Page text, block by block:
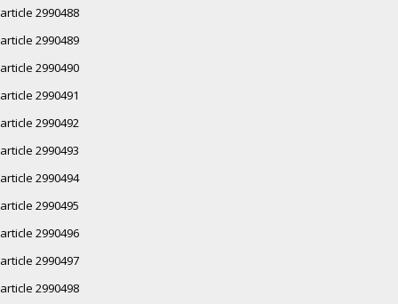
article 2990488
article 2990489
article 2990490
article 2990491
article 2990492
article 2990493
article 2990494
article 2990495
article 2990496
article 2990497
article 2990498